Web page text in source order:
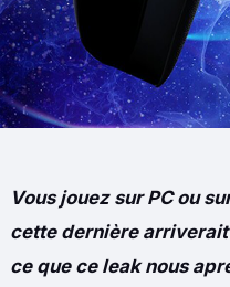
Vous jouez sur PC ou
cette dernière
ce que ce leak nous